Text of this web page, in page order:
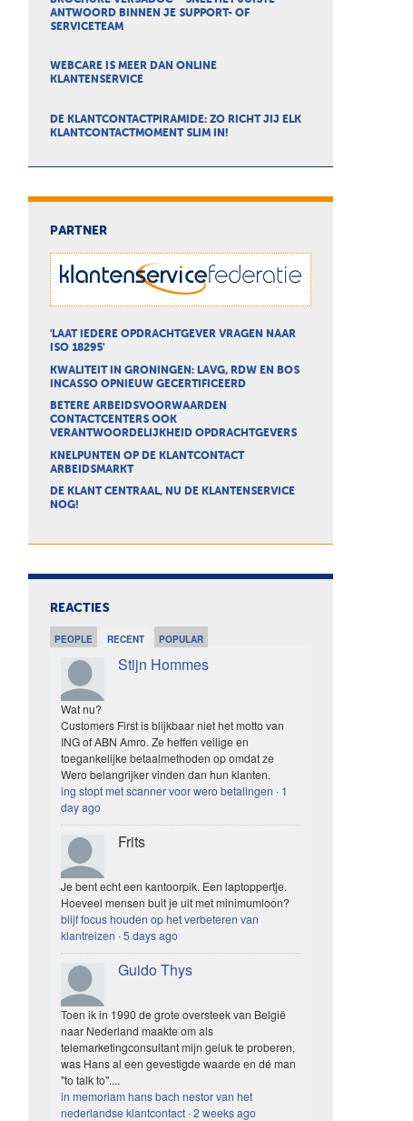
ANTWOORD BINNEN JE SUPPORT- OF
SERVICETEAM
WEBCARE IS MEER DAN ONLINE
KLANTENSERVICE
DE KLANTCONTACTPIRAMIDE: ZO RICHT JIJ ELK
KLANTCONTACTMOMENT SLIM IN!
PARTNER
'LAAT IEDERE OPDRACHTGEVER VRAGEN NAAR
ISO 18295'
KWALITEIT IN GRONINGEN: LAVG, RDW EN BOS
INCASSO OPNIEUW GECERTIFICEERD
BETERE ARBEIDSVOORWAARDEN
CONTACTCENTERS OOK
VERANTWOORDELIJKHEID OPDRACHTGEVERS
KNELPUNTEN OP DE KLANTCONTACT
ARBEIDSMARKT
DE KLANT CENTRAAL, NU DE KLANTENSERVICE
NOG!
REACTIES
PEOPLE RECENT POPULAR
Stijn Hommes
Wat nu?
Customers First is blijkbaar niet het motto van
ING of ABN Amro. Ze heffen veilige en
toegankelijke betaalmethoden op omdat ze
Wero belangrijker vinden dan hun klanten.
ing stopt met scanner voor wero betalingen · 1
day ago
Frits
Je bent echt een kantoorpik. Een laptoppertje.
Hoeveel mensen buit je uit met minimumloon?
blijf focus houden op het verbeteren van
klantreizen ·5 days ago
Guido Thys
Toen ik in 1990 de grote oversteek van België
naar Nederland maakte om als
telemarketingconsultant mijn geluk te proberen,
was Hans al een gevestigde waarde en dé man
"to talk to"....
in memoriam hans bach nestor van het
nederlandse klantcontact ·2 weeks ago